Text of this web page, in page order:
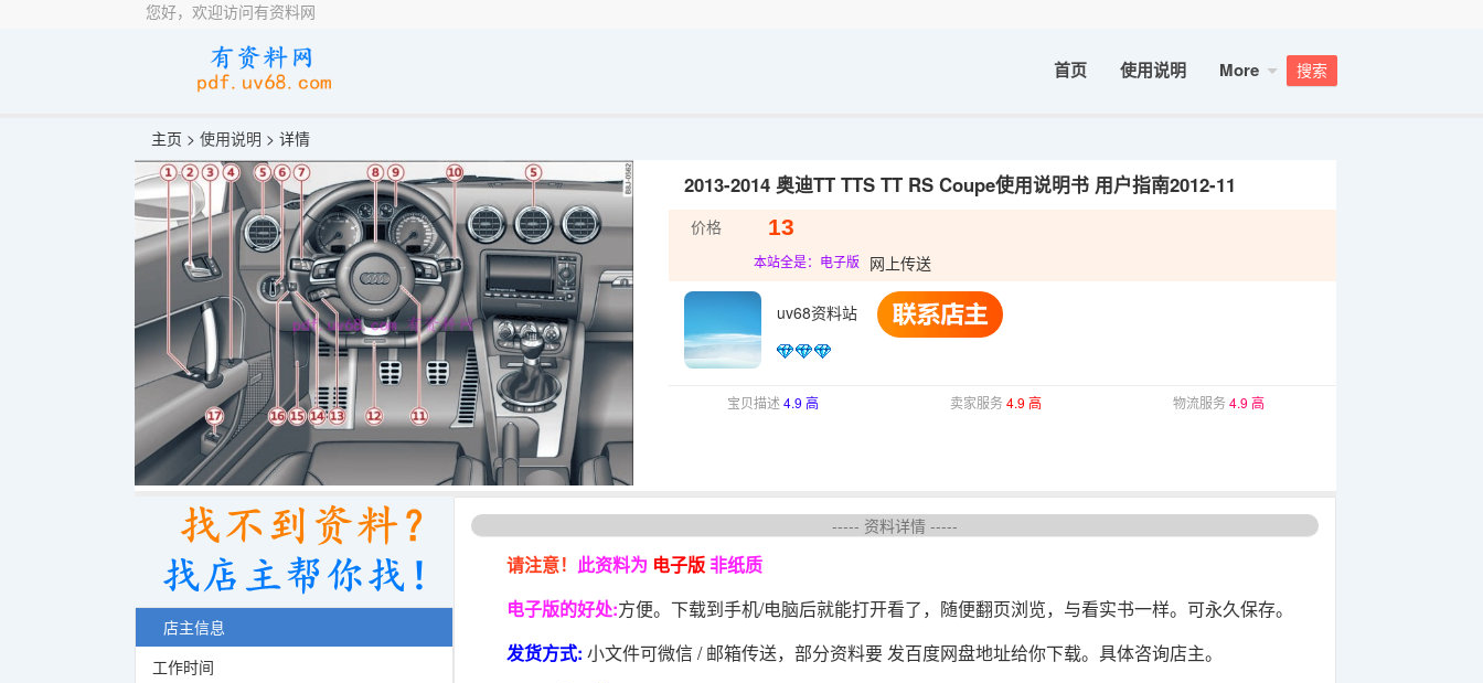
您好，欢迎访问有资料网
搜索
首页 使用说明 More
主页 > 使用说明 > 详情
2013-2014 奥迪TT TTS TT RS Coupe使用说明书 用户指南2012-11
价格 13
本站全是：电子版 网上传送
uv68资料站
宝贝描述4.9 高 卖家服务 4.9 高 物流服务 4.9 高
店主信息
工作时间
----- 资料详情 -----
请注意！ 此资料为 电子版非纸质
电子版的好处:方便。下载到手机/电脑后就能打开看了，随便翻页浏览，与看实书一样。可永久保存。
发货方式: 小文件可微信 / 邮箱传送，部分资料要 发百度网盘地址给你下载。具体咨询店主。